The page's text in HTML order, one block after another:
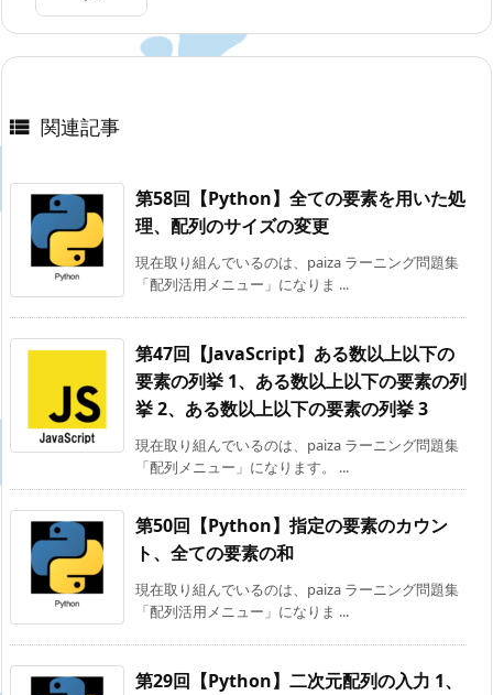
 関連記事
第58回【Python】全ての要素を用いた処
理、配列のサイズの変更
現在取り組んでいるのは、paiza ラーニング問題集
「配列活用メニュー」になりま ...
第47回【JavaScript】ある数以上以下の
要素の列挙 1、ある数以上以下の要素の列
挙 2、ある数以上以下の要素の列挙 3
現在取り組んでいるのは、paiza ラーニング問題集
「配列メニュー」になります。 ...
第50回【Python】指定の要素のカウン
ト、全ての要素の和
現在取り組んでいるのは、paiza ラーニング問題集
「配列活用メニュー」になりま ...
第29回【Python】二次元配列の入力 1、